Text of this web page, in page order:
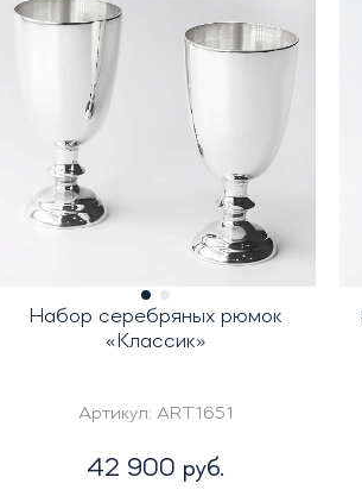
Набор серебряных рюмок
«Классик»
Артикул: ART1651
42 900 руб.